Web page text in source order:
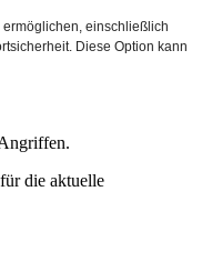
einschließlich
Diese Option kann
die aktuelle